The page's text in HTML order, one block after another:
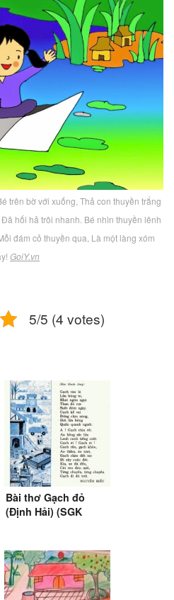
trên bờ với xuống, Thả con thuyền trắng
hối hả trôi nhanh. Bé nhìn thuyền lênh
đám cỏ thuyền qua, Là một làng xóm
GoiY.vn
5/5 (4 votes)
Bài thơ Gạch đỏ
(Định Hải) (SGK